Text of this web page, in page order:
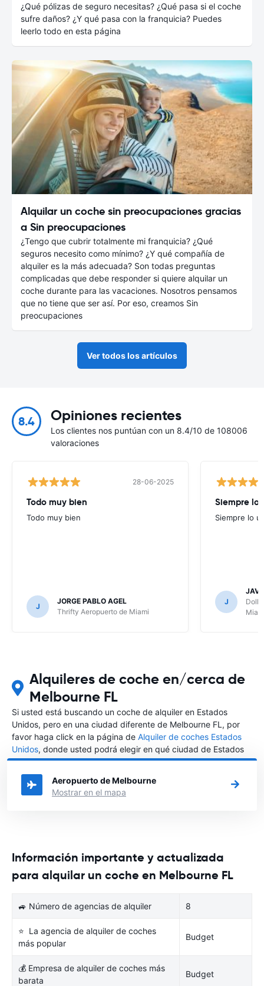
¿Qué pólizas de seguro necesitas? ¿Qué pasa si el coche
sufre daños? ¿Y qué pasa con la franquicia? Puedes
leerlo todo en esta página
Alquilar un coche sin preocupaciones gracias
a Sin preocupaciones
¿Tengo que cubrir totalmente mi franquicia? ¿Qué
seguros necesito como mínimo? ¿Y qué compañía de
alquiler es la más adecuada? Son todas preguntas
complicadas que debe responder si quiere alquilar un
coche durante para las vacaciones. Nosotros pensamos
que no tiene que ser así. Por eso, creamos Sin
preocupaciones
Ver todos los artículos
8.4 Opiniones recientes
Los clientes nos puntúan con un 8.4/10 de 108006
valoraciones
28-06-2025
Todo muy bien
Todo muy bien
J
JORGE PABLO AGEL
Thrifty Aeropuerto de Miami
Siempre lo
Siempre lo
J
Alquileres de coche en/cerca de
Melbourne FL
Si usted está buscando un coche de alquiler en Estados
Unidos, pero en una ciudad diferente de Melbourne FL, por
favor haga click en la página de Alquiler de coches Estados
Unidos, donde usted podrá elegir en qué ciudad de Estados
Unidos desea alquilar un coche.
Aeropuerto de Melbourne
Mostrar en el mapa
Información importante y actualizada
para alquilar un coche en Melbourne FL
🚙 Número de agencias de alquiler 8
⭐ La agencia de alquiler de coches
más popular
Budget
💰 Empresa de alquiler de coches más
barata
Budget